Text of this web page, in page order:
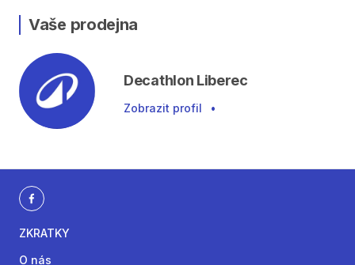
Vaše prodejna
Decathlon Liberec
Zobrazit profil •
ZKRATKY
O nás